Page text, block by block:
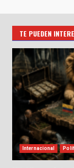
TE PUEDEN
Internacional